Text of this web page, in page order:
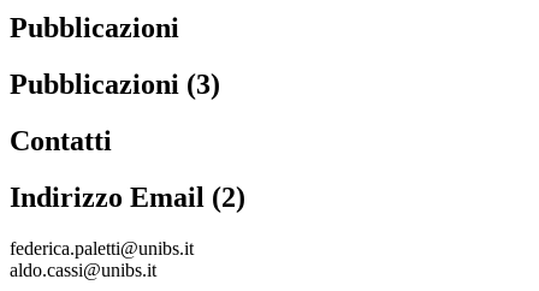
Pubblicazioni
Pubblicazioni (3)
Contatti
Indirizzo Email (2)
federica.paletti@unibs.it
aldo.cassi@unibs.it